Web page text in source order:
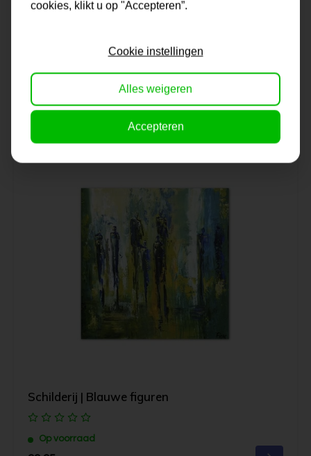
Schilderij | Bert en Bertha
99,95
Schilderij | Blauwe figuren
Op voorraad
cookies, klikt u op "Accepteren”.
Cookie instellingen
Alles weigeren
Accepteren